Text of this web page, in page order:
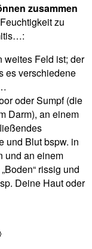
zusammen
zu
weites Feld ist; der
es verschiedene
oder Sumpf (die
Darm), an einem
und Blut bspw. in
und an einem
rissig und
Deine Haut oder